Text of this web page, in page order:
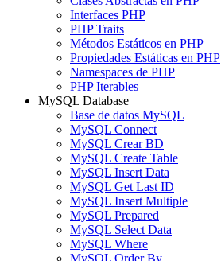
Interfaces PHP
PHP Traits
Métodos Estáticos en PHP
Propiedades Estáticas en PHP
Namespaces de PHP
PHP Iterables
MySQL Database
Base de datos MySQL
MySQL Connect
MySQL Crear BD
MySQL Create Table
MySQL Insert Data
MySQL Get Last ID
MySQL Insert Multiple
MySQL Prepared
MySQL Select Data
MySQL Where
MySQL Order By